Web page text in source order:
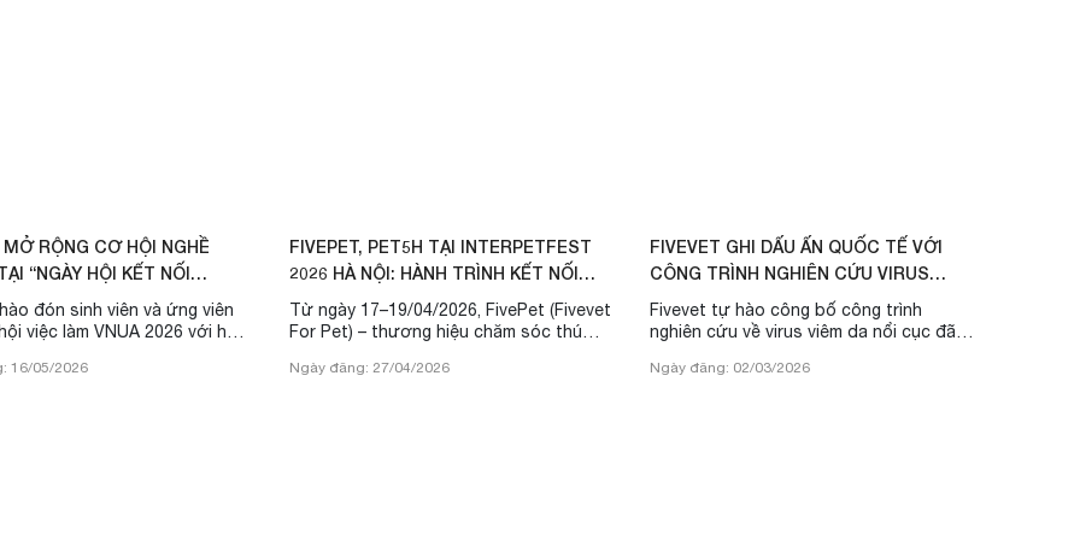
MỞ RỘNG CƠ HỘI NGHỀ
“NGÀY HỘI KẾT NỐI
VÀ CƠ HỘI VIỆC ...
đón sinh viên và ứng viên
việc làm VNUA 2026 với hơn
triển nghề nghiệp lâu dài.
16/05/2026
FIVEPET, PET5H TẠI INTERPETFEST
2026 HÀ NỘI: HÀNH TRÌNH KẾT NỐI
CỘNG ĐỒNG YÊU THÚ CƯN...
Từ ngày 17–19/04/2026, FivePet (Fivevet
For Pet) – thương hiệu chăm sóc thú
InterPetFest 2026 Hà Nội tại gian hàng
Ngày đăng: 27/04/2026
FIVEVET GHI DẤU ẤN QUỐC TẾ VỚI
CÔNG TRÌNH NGHIÊN CỨU VIRUS
VIÊM DA NỔI CỤC (LSD) ĐƯỢC...
Fivevet tự hào công bố công trình
nghiên cứu về virus viêm da nổi cục đã
International Journal of Veterinary
Ngày đăng: 02/03/2026